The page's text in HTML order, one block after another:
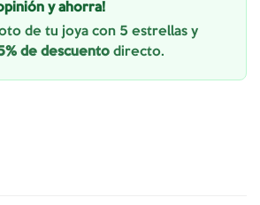
y ahorra!
de tu joya con 5 estrellas y
de descuento directo.